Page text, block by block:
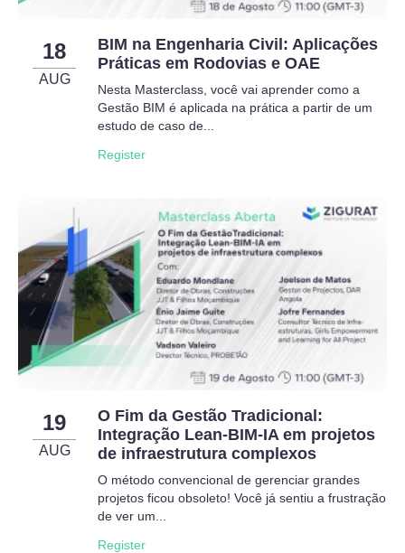
18
AUG
BIM na Engenharia Civil: Aplicações
Práticas em Rodovias e OAE
Nesta Masterclass, você vai aprender como a
Gestão BIM é aplicada na prática a partir de um
estudo de caso de...
Register
19
AUG
O Fim da Gestão Tradicional:
Integração Lean-BIM-IA em projetos
de infraestrutura complexos
O método convencional de gerenciar grandes
projetos ficou obsoleto! Você já sentiu a frustração
de ver um...
Register